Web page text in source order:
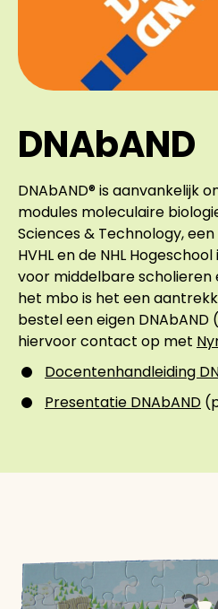
DNAbAND
DNAbAND® is aanvankelijk
modules moleculaire
Sciences & Technology,
HVHL en de NHL
voor middelbare scholieren
het mbo is het een
bestel een eigen
hiervoor contact op met
Docentenhandleiding
Presentatie DNAbAND